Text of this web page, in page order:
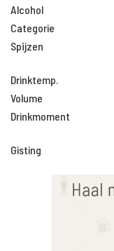
Alcohol
Categorie
Spijzen
Drinktemp.
Volume
Drinkmoment
Gisting